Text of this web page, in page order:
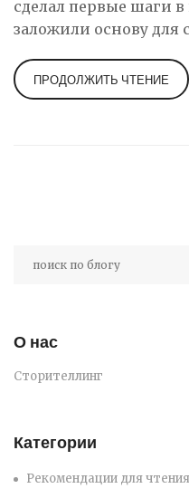
сделал первые шаги
заложили основу
наше понимание
ПРОДОЛЖИТЬ ЧТЕНИЕ
О нас
Сторителлинг
Категории
Рекомендации для чтения